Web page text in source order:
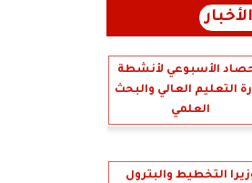
الأسبوعي لأنشطة
التعليم العالي والبحث
العلمي
التخطيط والبترول